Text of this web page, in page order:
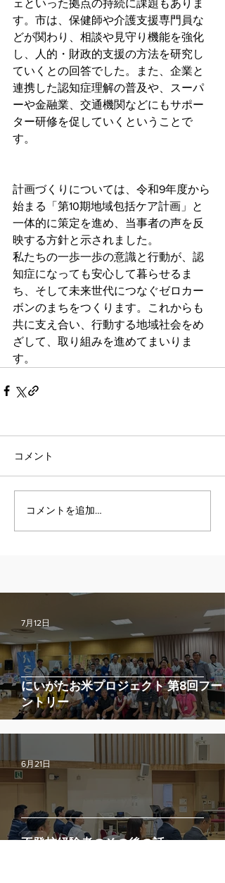
ェといった拠点の持続に課題もありま
す。市は、保健師や介護支援専門員な
どが関わり、相談や見守り機能を強化
し、人的・財政的支援の方法を研究し
ていくとの回答でした。また、企業と
連携した認知症理解の普及や、スーパ
ーや金融業、交通機関などにもサポー
ター研修を促していくということで
す。
計画づくりについては、令和9年度から
始まる「第10期地域包括ケア計画」と
一体的に策定を進め、当事者の声を反
映する方針と示されました。
私たちの一歩一歩の意識と行動が、認
知症になっても安心して暮らせるま
ち、そして未来世代につなぐゼロカー
ボンのまちをつくります。これからも
共に支え合い、行動する地域社会をめ
ざして、取り組みを進めてまいりま
す。
コメント
コメントを追加…
にいがたお米プロジェクト 第8回フー
ントリー
7月12日
不登校経験者のその後の話
6月21日